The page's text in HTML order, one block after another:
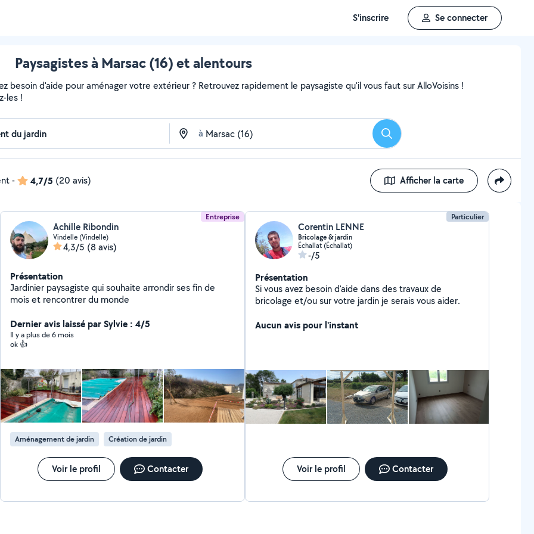
S'inscrire Se connecter
Paysagistes à Marsac (16) et alentours
besoin d'aide pour aménager votre extérieur ? Retrouvez rapidement le paysagiste qu'il vous faut sur AlloVoisins !
les !
à Rechercher
- 4,7/5 (20 avis) Afficher la carte
Entreprise
Achille Ribondin
Vindelle (Vindelle)
4,3/5 (8 avis)
Présentation
Jardinier paysagiste qui souhaite arrondir ses fin de
mois et rencontrer du monde
Dernier avis laissé par Sylvie : 4/5
Il y a plus de 6 mois
ok 👍
Aménagement de jardin Création de jardin
Voir le profil Contacter
Particulier
Corentin LENNE
Bricolage & jardin
Échallat (Échallat)
-/5
Présentation
Si vous avez besoin d'aide dans des travaux de
bricolage et/ou sur votre jardin je serais vous aider.
Aucun avis pour l'instant
Voir le profil Contacter